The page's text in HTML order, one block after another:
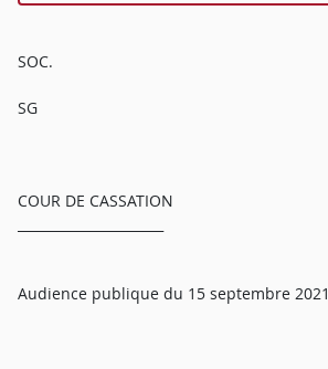
SOC.
SG
COUR DE CASSATION
Audience publique du 15 septembre 2021